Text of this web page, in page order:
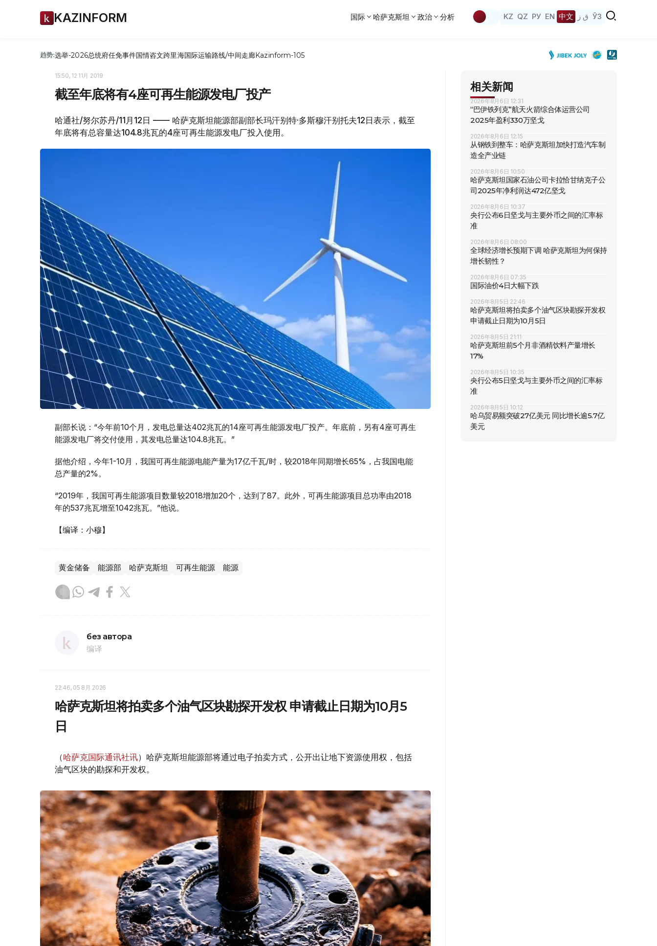
KAZINFORM 国际 哈萨克斯坦 政治 分析 KZ QZ РУ EN 中文 ق ز ЎЗ
趋势:选举-2026总统府任免事件国情咨文跨里海国际运输路线/中间走廊Kazinform-105
15:50, 12 11月 2019
截至年底将有4座可再生能源发电厂投产
哈通社/努尔苏丹/11月12日 —— 哈萨克斯坦能源部副部长玛汗别特·多斯穆汗别托夫12日表示，截至
年底将有总容量达104.8兆瓦的4座可再生能源发电厂投入使用。
副部长说：“今年前10个月，发电总量达402兆瓦的14座可再生能源发电厂投产。年底前，另有4座可再生
能源发电厂将交付使用，其发电总量达104.8兆瓦。”
据他介绍，今年1-10月，我国可再生能源电能产量为17亿千瓦/时，较2018年同期增长65%，占我国电能
总产量的2%。
“2019年，我国可再生能源项目数量较2018增加20个，达到了87。此外，可再生能源项目总功率由2018
年的537兆瓦增至1042兆瓦。”他说。
【编译：小穆】
黄金储备 能源部 哈萨克斯坦 可再生能源 能源
без автора
编译
22:46, 05 8月 2026
哈萨克斯坦将拍卖多个油气区块勘探开发权 申请截止日期为10月5
日
（哈萨克国际通讯社讯）哈萨克斯坦能源部将通过电子拍卖方式，公开出让地下资源使用权，包括
油气区块的勘探和开发权。
相关新闻
2026年8月6日 12:31
“巴伊铁列克”航天火箭综合体运营公司
2025年盈利330万坚戈
2026年8月6日 12:15
从钢铁到整车：哈萨克斯坦加快打造汽车制
造全产业链
2026年8月6日 10:50
哈萨克斯坦国家石油公司卡拉恰甘纳克子公
司2025年净利润达472亿坚戈
2026年8月6日 10:37
央行公布6日坚戈与主要外币之间的汇率标
准
2026年8月6日 08:00
全球经济增长预期下调 哈萨克斯坦为何保持
增长韧性？
2026年8月6日 07:35
国际油价4日大幅下跌
2026年8月5日 22:46
哈萨克斯坦将拍卖多个油气区块勘探开发权
申请截止日期为10月5日
2026年8月5日 21:11
哈萨克斯坦前5个月非酒精饮料产量增长
17%
2026年8月5日 10:35
央行公布5日坚戈与主要外币之间的汇率标
准
2026年8月5日 10:12
哈乌贸易额突破27亿美元 同比增长逾5.7亿
美元